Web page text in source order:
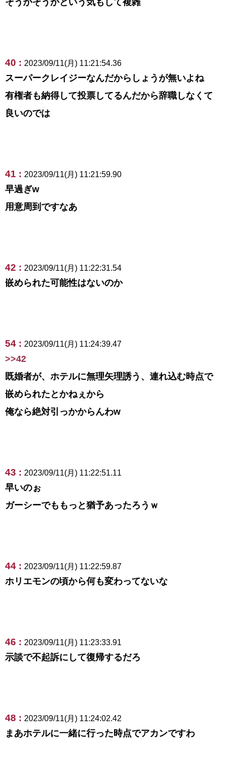
40 : 2023/09/11(月) 11:21:54.36
スーパークレイジーなんだからしょうが無いよね
有権者も納得して投票してるんだから辞職しなくて
良いのでは
41 : 2023/09/11(月) 11:21:59.90
早過ぎw
用意周到ですなあ
42 : 2023/09/11(月) 11:22:31.54
嵌められた可能性はないのか
54 : 2023/09/11(月) 11:24:39.47
>>42
既婚者が、ホテルに無理矢理誘う、連れ込む時点で
嵌められたとかねぇから
俺なら絶対引っかからんわw
43 : 2023/09/11(月) 11:22:51.11
早いのぉ
ガーシーでももっと猶予あったろうｗ
44 : 2023/09/11(月) 11:22:59.87
ホリエモンの頃から何も変わってないな
46 : 2023/09/11(月) 11:23:33.91
示談で不起訴にして復帰するだろ
48 : 2023/09/11(月) 11:24:02.42
まあホテルに一緒に行った時点でアカンですわ